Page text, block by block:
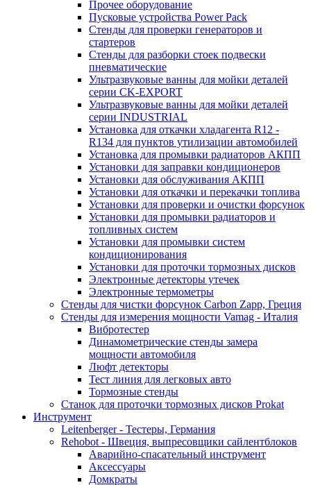
Прочее оборудование
Пусковые устройства Power Pack
Стенды для проверки генераторов и
стартеров
Стенды для разборки стоек подвески
пневматические
Ультразвуковые ванны для мойки деталей
серии CK-EXPORT
Ультразвуковые ванны для мойки деталей
серии INDUSTRIAL
Установка для откачки хладагента R12 -
R134 для пунктов утилизации автомобилей
Установка для промывки радиаторов АКПП
Установки для заправки кондиционеров
Установки для обслуживания АКПП
Установки для откачки и перекачки топлива
Установки для проверки и очистки форсунок
Установки для промывки радиаторов и
топливных систем
Установки для промывки систем
кондиционирования
Установки для проточки тормозных дисков
Электронные детекторы утечек
Электронные термометры
Стенды для чистки форсунок Carbon Zapp, Греция
Стенды для измерения мощности Vamag - Италия
Вибротестер
Динамометрические стенды замера
мощности автомобиля
Люфт детекторы
Тест линия для легковых авто
Тормозные стенды
Станок для проточки тормозных дисков Prokat
Инструмент
Leitenberger - Тестеры, Германия
Rehobot - Швеция, выпресовщики сайлентблоков
Аварийно-спасательный инструмент
Аксессуары
Домкраты